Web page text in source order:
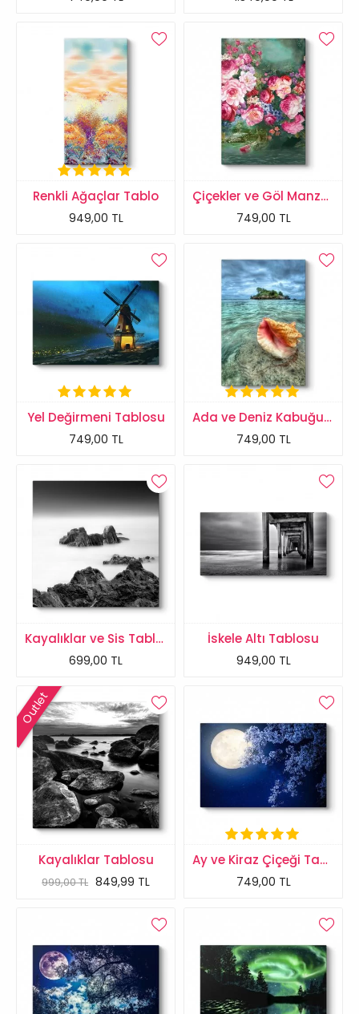
Renkli Ağaçlar Tablo
949,00 TL
Çiçekler ve Göl Manzarası Tablosu
749,00 TL
Yel Değirmeni Tablosu
749,00 TL
Ada ve Deniz Kabuğu Tablosu
749,00 TL
Kayalıklar ve Sis Tablosu
699,00 TL
İskele Altı Tablosu
949,00 TL
Outlet
Kayalıklar Tablosu
999,00 TL 849,99 TL
Ay ve Kiraz Çiçeği Tablosu
749,00 TL